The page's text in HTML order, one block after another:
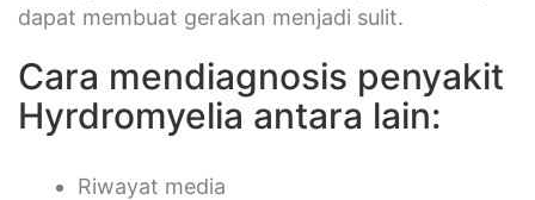
dapat membuat gerakan menjadi sulit.
Cara mendiagnosis penyakit
Hyrdromyelia antara lain:
Riwayat media